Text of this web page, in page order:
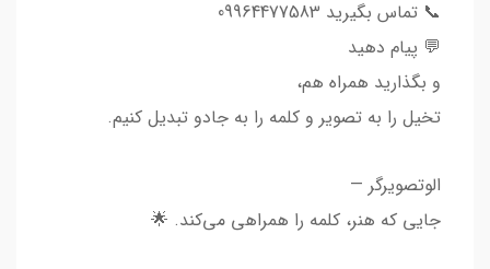
📞 تماس بگیرید 09964477583
💬 پیام دهید
و بگذارید همراه هم،
تخیل را به تصویر و کلمه را به جادو تبدیل کنیم.
الوتصویرگر —
جایی که هنر، کلمه را همراهی می‌کند. 🌟